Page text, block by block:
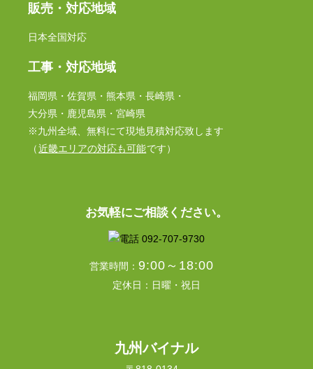
販売・対応地域
日本全国対応
工事・対応地域
福岡県・佐賀県・熊本県・長崎県・
大分県・鹿児島県・宮崎県
※九州全域、無料にて現地見積対応致します
（ 近畿エリアの対応も可能です）
お気軽にご相談ください。
営業時間： 9:00～18:00
定休日：日曜・祝日
九州バイナル